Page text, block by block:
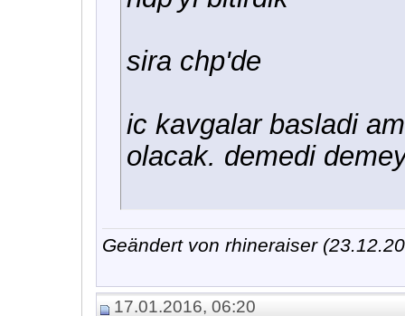
sira chp'de
ic kavgalar basladi
olacak. demedi
Geändert von rhineraiser
17.01.2016, 06:20